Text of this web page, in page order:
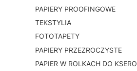
PAPIERY PROOFINGOWE
TEKSTYLIA
FOTOTAPETY
PAPIERY PRZEZROCZYSTE
PAPIER W ROLKACH DO KSERO